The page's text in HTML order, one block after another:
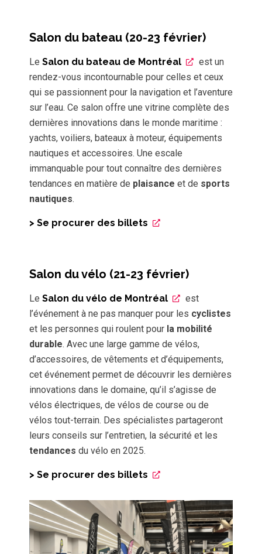
Salon du bateau (20-23 février)
Le Salon du bateau de Montréal
est un
rendez-vous incontournable pour celles et ceux
qui se passionnent pour la navigation et l’aventure
sur l’eau. Ce salon offre une vitrine complète des
dernières innovations dans le monde maritime :
yachts, voiliers, bateaux à moteur, équipements
nautiques et accessoires. Une escale
immanquable pour tout connaître des dernières
tendances en matière de plaisance et de sports
nautiques.
> Se procurer des billets
Salon du vélo (21-23 février)
Le Salon du vélo de Montréal
est
l’événement à ne pas manquer pour les cyclistes
et les personnes qui roulent pour la mobilité
durable. Avec une large gamme de vélos,
d’accessoires, de vêtements et d’équipements,
cet événement permet de découvrir les dernières
innovations dans le domaine, qu’il s’agisse de
vélos électriques, de vélos de course ou de
vélos tout-terrain. Des spécialistes partageront
leurs conseils sur l’entretien, la sécurité et les
tendances du vélo en 2025.
> Se procurer des billets